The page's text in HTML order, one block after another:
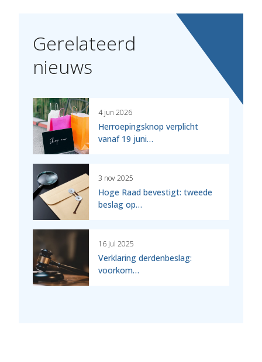
Gerelateerd
nieuws
4 jun 2026
Herroepingsknop verplicht
vanaf 19 juni…
3 nov 2025
Hoge Raad bevestigt: tweede
beslag op…
16 jul 2025
Verklaring derdenbeslag:
voorkom…